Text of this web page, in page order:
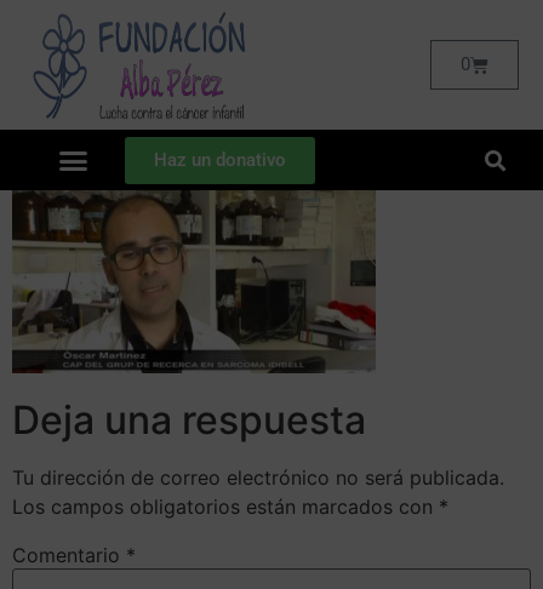
0
Haz un donativo
Deja una respuesta
Tu dirección de correo electrónico no será publicada.
Los campos obligatorios están marcados con *
Comentario *